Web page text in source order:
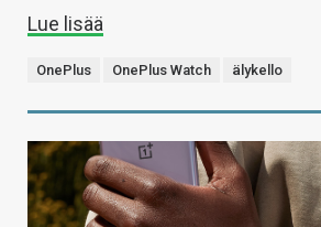
Lue lisää
OnePlus OnePlus Watch älykello